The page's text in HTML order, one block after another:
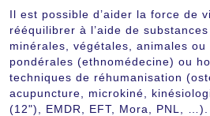
Il est possible d’aider la force de
rééquilibrer à l’aide de
minérales, végétales, animales ou
pondérales (ethnomédecine) ou
techniques de réhumanisation
acupuncture, microkiné,
(12"), EMDR, EFT, Mora, PNL, …).